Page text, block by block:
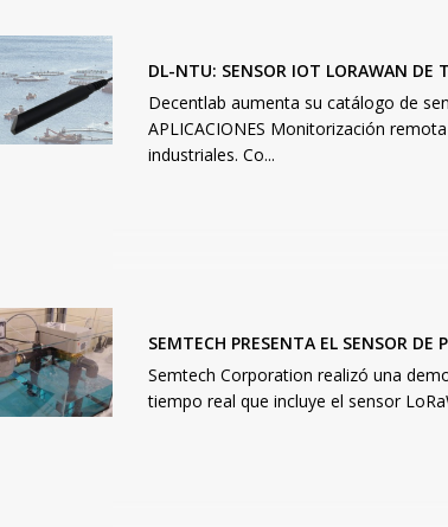
DL-NTU: SENSOR IOT LORAWAN DE
Decentlab aumenta su catálogo de
APLICACIONES Monitorización
industriales. Co...
SEMTECH PRESENTA EL SENSOR
Semtech Corporation realizó una
tiempo real que incluye el sensor